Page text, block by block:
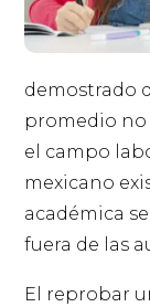
demostrado
promedio no
el campo
mexicano
académica
fuera de las
El reprobar